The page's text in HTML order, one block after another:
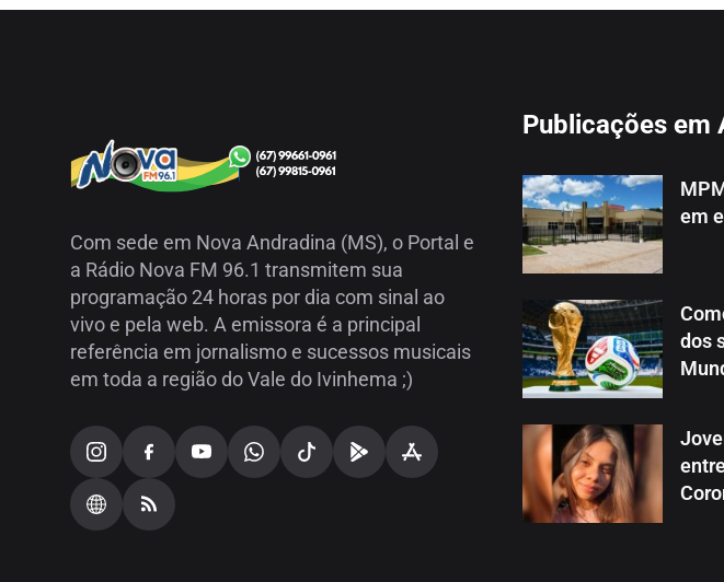
Com sede em Nova Andradina (MS), o Portal e
a Rádio Nova FM 96.1 transmitem sua
programação 24 horas por dia com sinal ao
vivo e pela web. A emissora é a principal
referência em jornalismo e sucessos musicais
em toda a região do Vale do Ivinhema ;)
Publicações em
em
dos